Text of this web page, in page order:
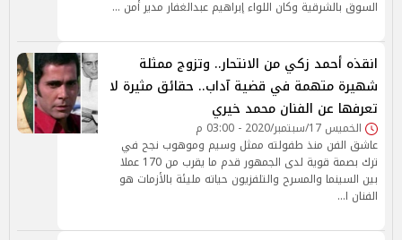
السوق بالشرقية وكان اللواء إبراهيم عبدالغفار مدير أمن …
انقذه أحمد زكي من الانتحار.. وتزوج ممثلة
شهيرة متهمة في قضية آداب.. حقائق مثيرة لا
تعرفها عن الفنان محمد خيري
الخميس 17/سبتمبر/2020 - 03:00 م
عاشق الفن منذ طفولته ممثل وسيم وموهوب نجح في
ترك بصمة قوية لدى الجمهور قدم ما يقرب من 170 عملا
بين السينما والمسرح والتلفزيون حياته مليئة بالأزمات هو
الفنان ا…